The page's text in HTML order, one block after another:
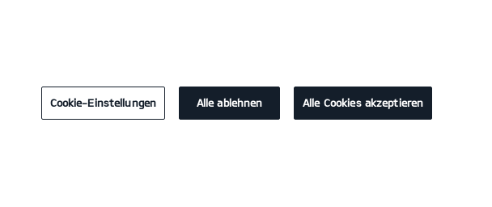
Cookie-Einstellungen Alle ablehnen Alle Cookies akzeptieren